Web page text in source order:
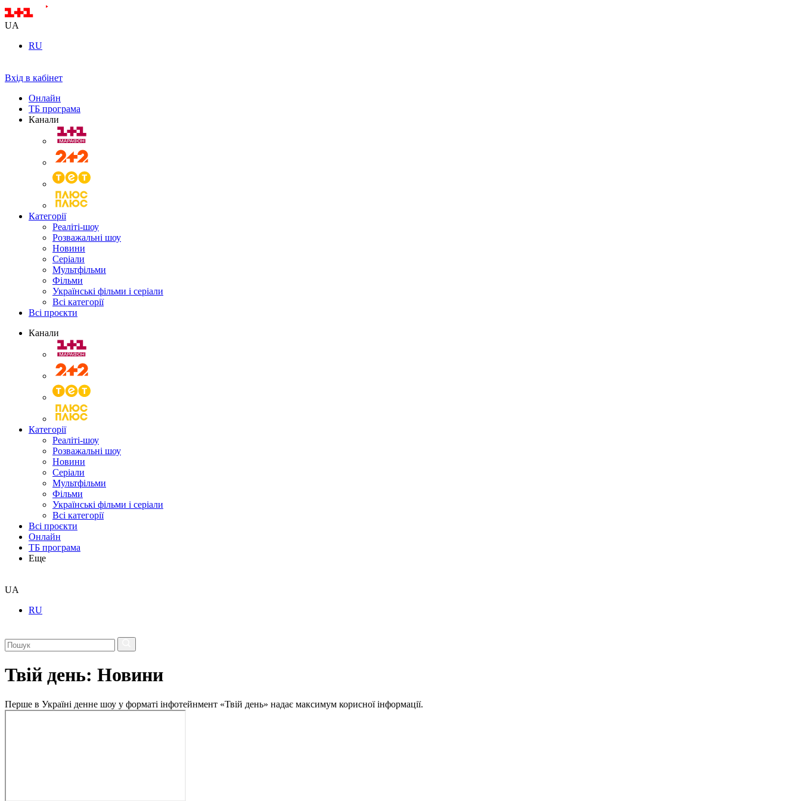
UA
RU
Вхід в кабінет
Онлайн
ТБ програма
Канали
Категорії
Реаліті-шоу
Розважальні шоу
Новини
Серіали
Мультфільми
Фільми
Українські фільми і серіали
Всі категорії
Всі проєкти
Канали
Категорії
Реаліті-шоу
Розважальні шоу
Новини
Серіали
Мультфільми
Фільми
Українські фільми і серіали
Всі категорії
Всі проєкти
Онлайн
ТБ програма
Еще
UA
RU
Твій день: Новини
Перше в Україні денне шоу у форматі інфотейнмент «Твій день» надає максимум корисної інформації.